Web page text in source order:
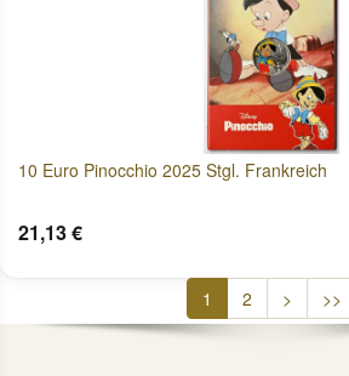
10 Euro Pinocchio 2025 Stgl. Frankreich
21,13 €
1 2 > >>